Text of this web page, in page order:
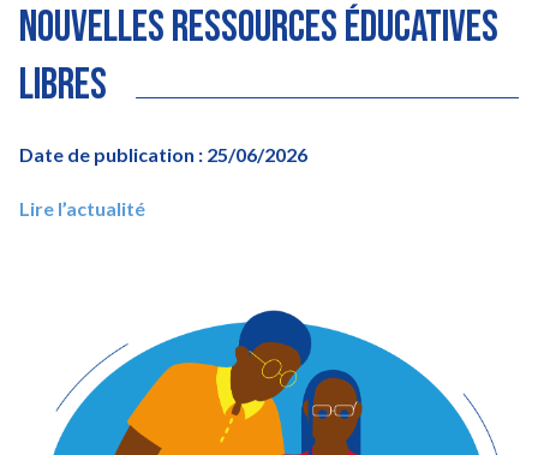
nouvelles ressources éducatives
libres
Date de publication : 25/06/2026
Lire l’actualité